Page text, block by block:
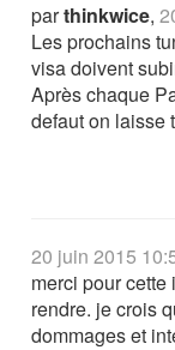
parthinkwice,
Les prochains
visa doivent
Après chaque
defaut on laisse
20 juin 2015
merci pour cette
rendre. je crois
dommages et